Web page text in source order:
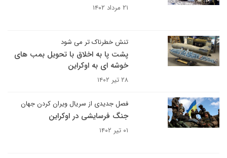
۲۱ مرداد ۱۴۰۲
تنش خطرناک تر می شود
پشت پا به اخلاق با تحویل بمب های
خوشه ای به اوکراین
۲۸ تیر ۱۴۰۲
فصل جدیدی از سریال ویران کردن جهان
جنگ فرسایشی در اوکراین
۰۱ تیر ۱۴۰۲